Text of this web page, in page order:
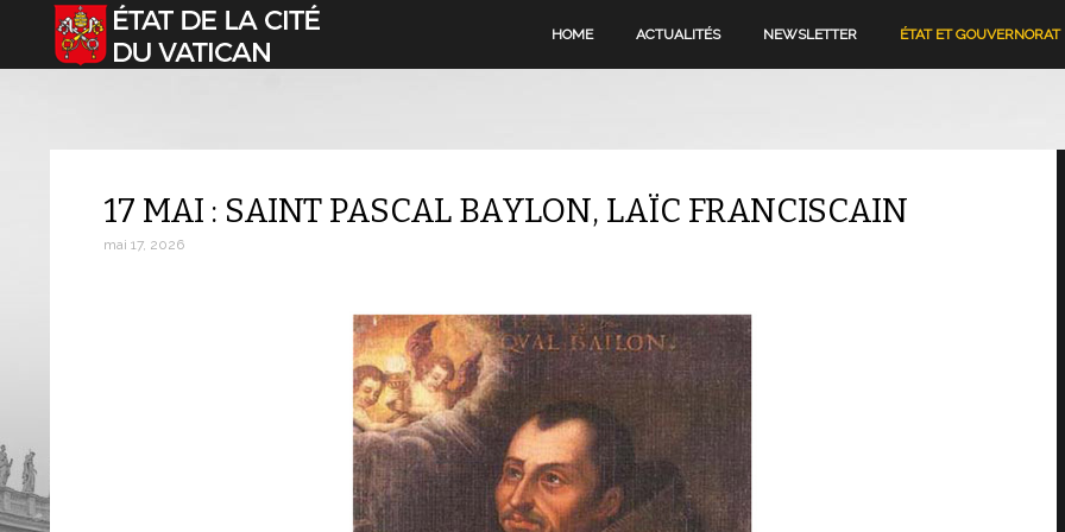
Sélectionnez votre langue HOME ACTUALITÉS NEWSLETTER ÉTAT ET GOUVERNORAT
17 MAI : SAINT PASCAL BAYLON, LAÏC FRANCISCAIN
mai 17, 2026